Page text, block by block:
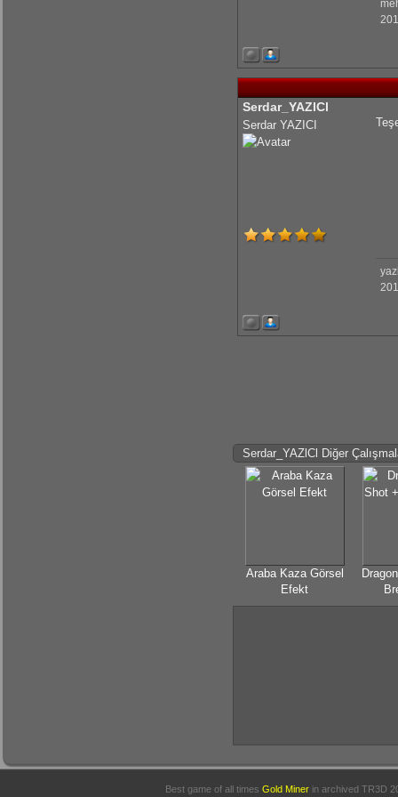
Serdar_YAZlCl
Serdar YAZICI
Serdar_YAZlCl Diğer
Araba Kaza Görsel
Efekt
Best game of all times Gold Minerin archived TR3D